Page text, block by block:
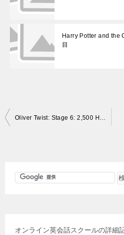
Harry Potter and the
目
投
オンライン英会話スクールの詳細